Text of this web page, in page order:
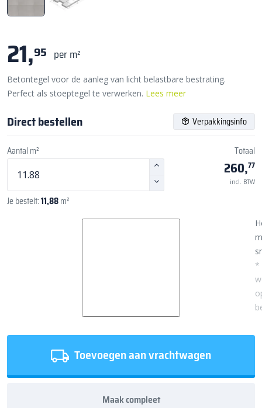
21,95 per m²
Betontegel voor de aanleg van licht belastbare bestrating.
Perfect als stoeptegel te verwerken. Lees meer
Direct bestellen Verpakkingsinfo
Aantal m²
Je bestelt:11,88m²
Totaal
260,77
incl. BTW
*
Toevoegen aan vrachtwagen
Maak compleet